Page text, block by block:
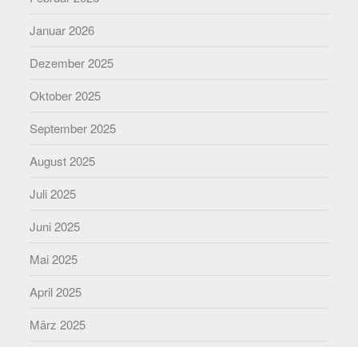
Januar 2026
Dezember 2025
Oktober 2025
September 2025
August 2025
Juli 2025
Juni 2025
Mai 2025
April 2025
März 2025